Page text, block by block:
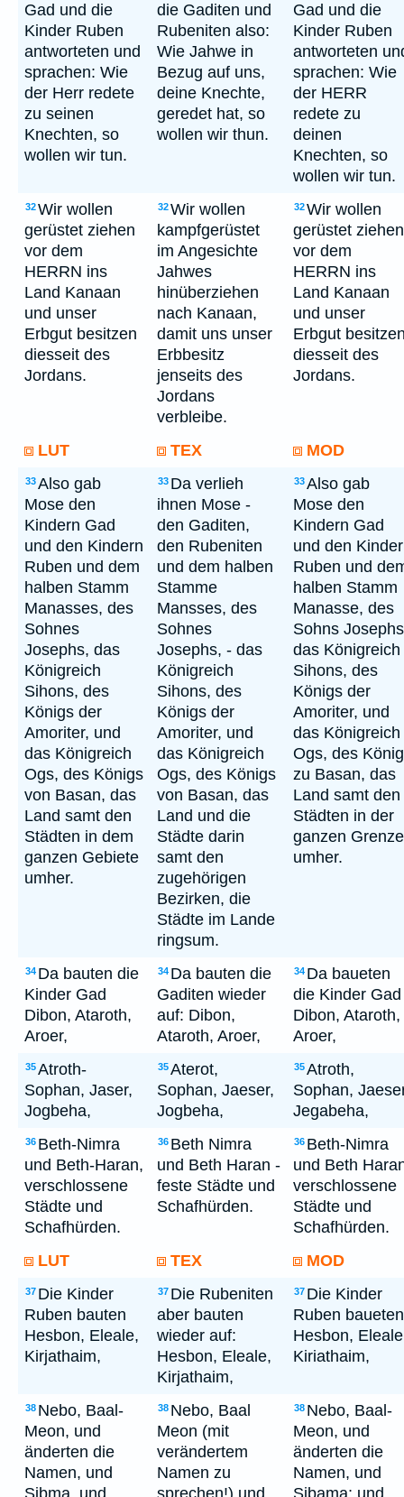
Gad und die
Kinder Ruben
antworteten und
sprachen: Wie
der Herr redete
zu seinen
Knechten, so
wollen wir tun.
die Gaditen und
Rubeniten also:
Wie Jahwe in
Bezug auf uns,
deine Knechte,
geredet hat, so
wollen wir thun.
Gad und die
Kinder Ruben
antworteten
sprachen: Wie
der HERR
redete zu
deinen
Knechten, so
wollen wir tun.
32Wir wollen
gerüstet ziehen
vor dem
HERRN ins
Land Kanaan
und unser
Erbgut besitzen
diesseit des
Jordans.
32Wir wollen
kampfgerüstet
im Angesichte
Jahwes
hinüberziehen
nach Kanaan,
damit uns unser
Erbbesitz
jenseits des
Jordans
verbleibe.
32Wir wollen
gerüstet ziehen
vor dem
HERRN ins
Land Kanaan
und unser
Erbgut
diesseit des
Jordans.
LUT TEX MOD
33Also gab
Mose den
Kindern Gad
und den Kindern
Ruben und dem
halben Stamm
Manasses, des
Sohnes
Josephs, das
Königreich
Sihons, des
Königs der
Amoriter, und
das Königreich
Ogs, des Königs
von Basan, das
Land samt den
Städten in dem
ganzen Gebiete
umher.
33 Da verlieh
ihnen Mose -
den Gaditen,
den Rubeniten
und dem halben
Stamme
Mansses, des
Sohnes
Josephs, - das
Königreich
Sihons, des
Königs der
Amoriter, und
das Königreich
Ogs, des Königs
von Basan, das
Land und die
Städte darin
samt den
zugehörigen
Bezirken, die
Städte im Lande
ringsum.
33Also gab
Mose den
Kindern Gad
und den
Ruben und
halben Stamm
Manasse, des
Sohns
das Königreich
Sihons, des
Königs der
Amoriter, und
das Königreich
Ogs, des
zu Basan, das
Land samt den
Städten in der
ganzen Grenze
umher.
34 Da bauten die
Kinder Gad
Dibon, Ataroth,
Aroer,
34 Da bauten die
Gaditen wieder
auf: Dibon,
Ataroth, Aroer,
34 Da baueten
die Kinder Gad
Dibon, Ataroth,
Aroer,
35Atroth-
Sophan, Jaser,
Jogbeha,
35Aterot,
Sophan, Jaeser,
Jogbeha,
35Atroth,
Sophan,
Jegabeha,
36 Beth-Nimra
und Beth-Haran,
verschlossene
Städte und
Schafhürden.
36 Beth Nimra
und Beth Haran -
feste Städte und
Schafhürden.
36 Beth-Nimra
und Beth
verschlossene
Städte und
Schafhürden.
LUT
TEX MOD
37 Die Kinder
Ruben bauten
Hesbon, Eleale,
Kirjathaim,
37 Die Rubeniten
aber bauten
wieder auf:
Hesbon, Eleale,
Kirjathaim,
37 Die Kinder
Ruben baueten
Hesbon,
Kiriathaim,
38 Nebo, Baal-
Meon, und
änderten die
Namen, und
Sibma, und
38 Nebo, Baal
Meon (mit
verändertem
Namen zu
sprechen!) und
38 Nebo, Baal-
Meon, und
änderten die
Namen, und
Sibama; und